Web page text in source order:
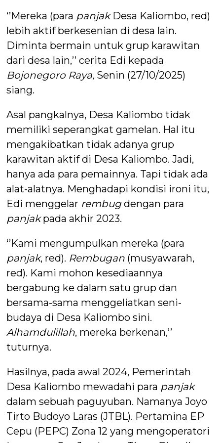
‘’Mereka (para panjakDesa Kaliombo, red)
lebih aktif berkesenian di desa lain.
Diminta bermain untuk grup karawitan
dari desa lain,’’ cerita Edi kepada
Bojonegoro Raya, Senin (27/10/2025)
siang.
Asal pangkalnya, Desa Kaliombo tidak
memiliki seperangkat gamelan. Hal itu
mengakibatkan tidak adanya grup
karawitan aktif di Desa Kaliombo. Jadi,
hanya ada para pemainnya. Tapi tidak ada
alat-alatnya. Menghadapi kondisi ironi itu,
Edi menggelar rembugdengan para
panjakpada akhir 2023.
‘’Kami mengumpulkan mereka (para
panjak, red). Rembugan (musyawarah,
red). Kami mohon kesediaannya
bergabung ke dalam satu grup dan
bersama-sama menggeliatkan seni-
budaya di Desa Kaliombo sini.
Alhamdulillah, mereka berkenan,’’
tuturnya.
Hasilnya, pada awal 2024, Pemerintah
Desa Kaliombo mewadahi para panjak
dalam sebuah paguyuban. Namanya Joyo
Tirto Budoyo Laras (JTBL). Pertamina EP
Cepu (PEPC) Zona 12 yang mengoperatori